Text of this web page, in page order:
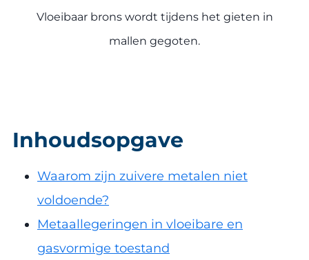
Vloeibaar brons wordt tijdens het gieten in
mallen gegoten.
Inhoudsopgave
Waarom zijn zuivere metalen niet
voldoende?
Metaallegeringen in vloeibare en
gasvormige toestand